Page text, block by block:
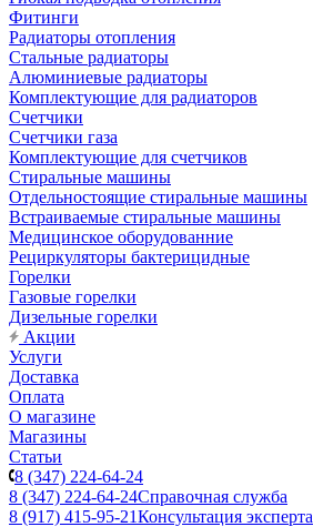
Фитинги
Радиаторы отопления
Стальные радиаторы
Алюминиевые радиаторы
Комплектующие для радиаторов
Счетчики
Счетчики газа
Комплектующие для счетчиков
Стиральные машины
Отдельностоящие стиральные машины
Встраиваемые стиральные машины
Медицинское оборудованние
Рециркуляторы бактерицидные
Горелки
Газовые горелки
Дизельные горелки
Акции
Услуги
Доставка
Оплата
О магазине
Магазины
Статьи
8 (347) 224-64-24
8 (347) 224-64-24Справочная служба
8 (917) 415-95-21Консультация эксперта